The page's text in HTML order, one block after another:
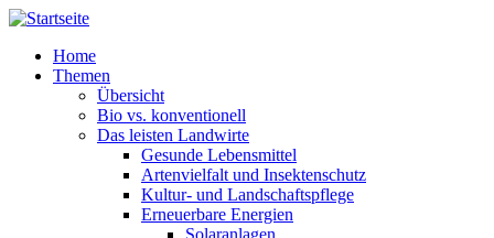
Direkt zum Inhalt
Home
Themen
Übersicht
Bio vs. konventionell
Das leisten Landwirte
Gesunde Lebensmittel
Artenvielfalt und Insektenschutz
Kultur- und Landschaftspflege
Erneuerbare Energien
Solaranlagen